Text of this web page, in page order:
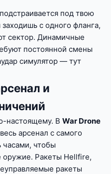
под твою
с одного фланга,
сектор. Динамичные
постоянной смены
симулятор — тут
и
настоящему. В War Drone
арсенал с самого
часами, чтобы
оружие. Ракеты Hellfire,
ракеты